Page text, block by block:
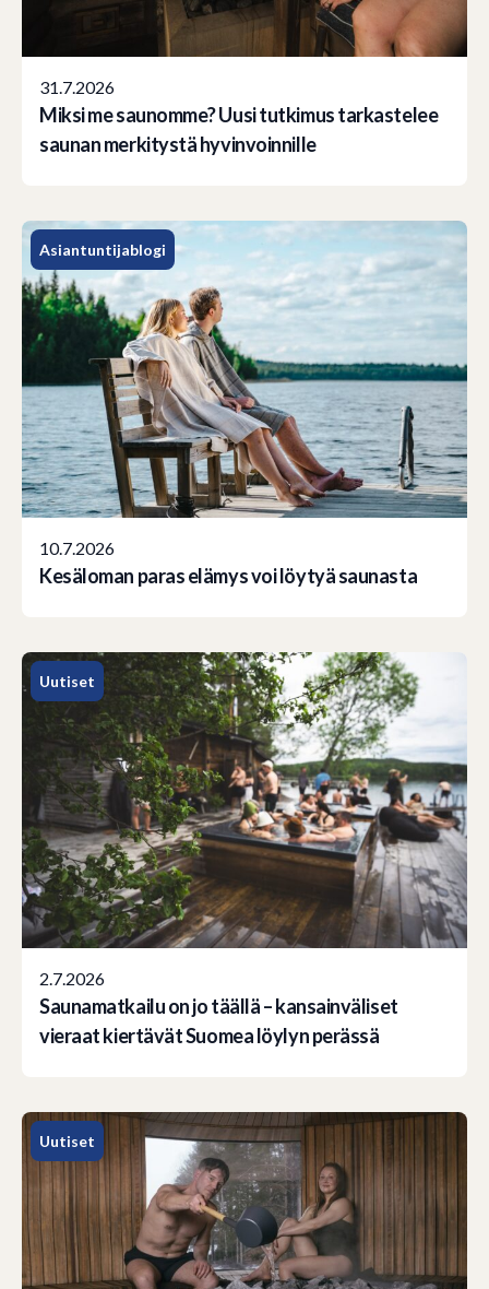
31.7.2026
Miksi me saunomme? Uusi tutkimus tarkastelee
saunan merkitystä hyvinvoinnille
Asiantuntijablogi
10.7.2026
Kesäloman paras elämys voi löytyä saunasta
Uutiset
2.7.2026
Saunamatkailu on jo täällä – kansainväliset
vieraat kiertävät Suomea löylyn perässä
Uutiset